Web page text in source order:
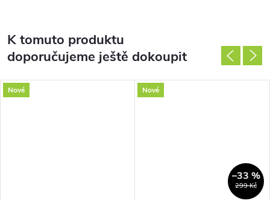
K tomuto produktu
doporučujeme ještě dokoupit
Nové Nové
299 Kč
–33 %